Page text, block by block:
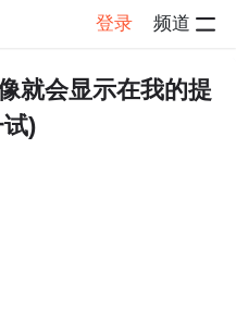
登录 频道
就会显示在我的提
)